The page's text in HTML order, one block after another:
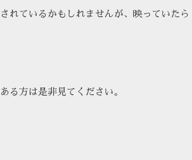
れているかもしれませんが、映っていた
る方は是非見てください。